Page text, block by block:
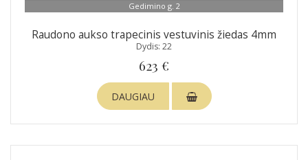
Gedimino g. 2
Raudono aukso trapecinis vestuvinis žiedas 4mm
Dydis: 22
623 €
DAUGIAU